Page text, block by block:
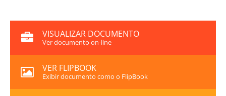
VISUALIZAR DOCUMENTO
Ver documento on-line
VER FLIPBOOK
Exibir documento como o FlipBook